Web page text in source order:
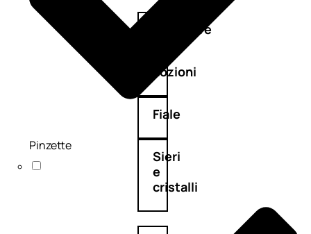
Maschere
Lozioni
Fiale
Sieri
e
cristalli
Pinzette